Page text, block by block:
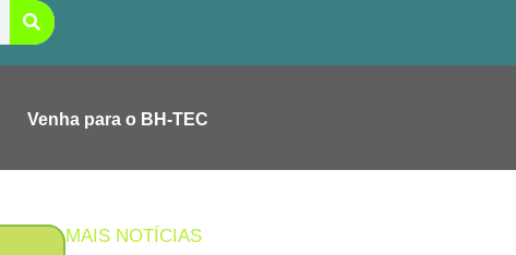
Venha para o BH-TEC
MAIS NOTÍCIAS